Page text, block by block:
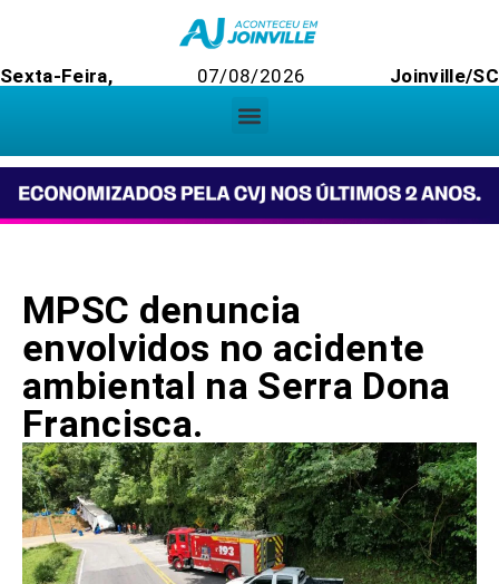
Sexta-Feira, 07/08/2026 Joinville/SC
MPSC denuncia
envolvidos no acidente
ambiental na Serra Dona
Francisca.